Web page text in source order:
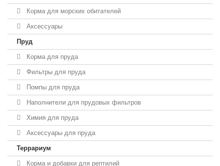
Корма для морских обитателей
Аксессуары
Пруд
Корма для пруда
Фильтры для пруда
Помпы для пруда
Наполнители для прудовых фильтров
Химия для пруда
Аксессуары для пруда
Террариум
Корма и добавки для рептилий